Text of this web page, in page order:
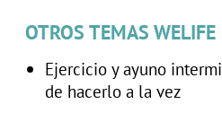
OTROS TEMAS WELIFE
Ejercicio y ayuno
de hacerlo a la vez